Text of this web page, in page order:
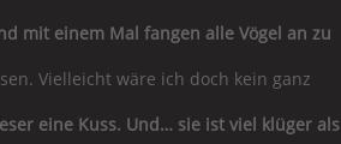
mit einem Mal fangen alle Vögel an zu
Vielleicht wäre ich doch kein ganz
eine Kuss. Und… sie ist viel klüger als